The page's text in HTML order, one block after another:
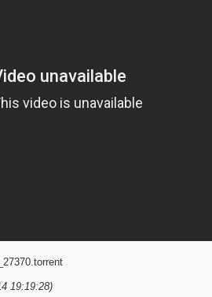
19:19:28)